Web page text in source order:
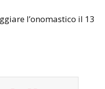
l’onomastico il 13